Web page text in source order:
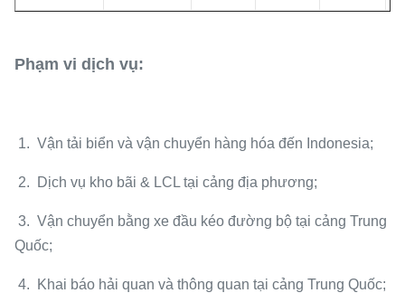
Phạm vi dịch vụ:
1. Vận tải biển và vận chuyển hàng hóa đến Indonesia;
2. Dịch vụ kho bãi & LCL tại cảng địa phương;
3. Vận chuyển bằng xe đầu kéo đường bộ tại cảng Trung
Quốc;
4. Khai báo hải quan và thông quan tại cảng Trung Quốc;